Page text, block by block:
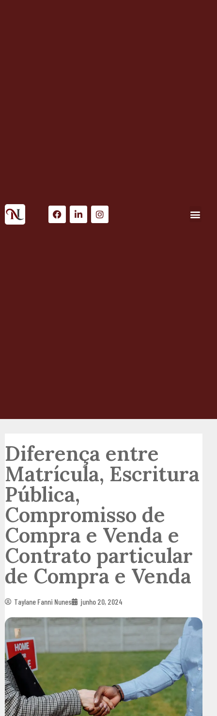
Diferença entre
Matrícula, Escritura
Pública,
Compromisso de
Compra e Venda e
Contrato particular
de Compra e Venda
Taylane Fanni Nunes junho 20, 2024